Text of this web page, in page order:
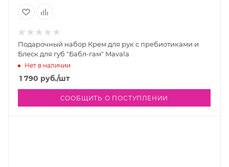
Подарочный набор Крем для рук с пребиотиками и
Блеск для губ "Бабл-гам" Mavala
Нет в наличии
1 790 руб./шт
СООБЩИТЬ О ПОСТУПЛЕНИИ